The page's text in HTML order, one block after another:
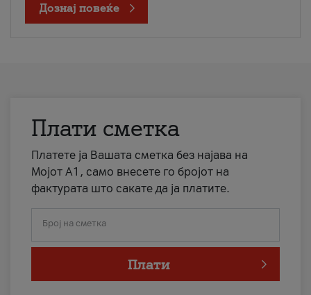
Дознај повеќе
Плати сметка
Платете ја Вашата сметка без најава на
Мојот А1, само внесете го бројот на
фактурата што сакате да ја платите.
Број на сметка
Плати